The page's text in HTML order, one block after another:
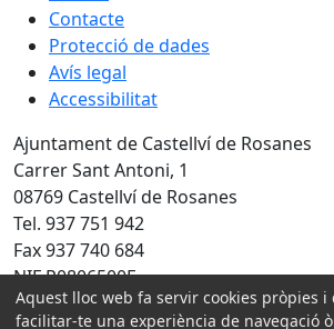
Contacte
Protecció de dades
Avís legal
Accessibilitat
Ajuntament de Castellví de Rosanes
Carrer Sant Antoni, 1
08769 Castellví de Rosanes
Tel. 937 751 942
Fax 937 740 684
NIF P0806500E
Amb la col·laboració de:
Aquest lloc web fa servir cookies pròpies
facilitar-te una experiència de navegació